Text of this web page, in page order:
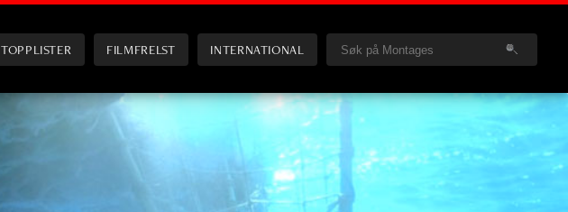
TOPPLISTER FILMFRELST INTERNATIONAL